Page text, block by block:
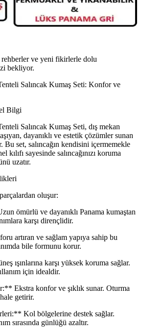
rehberler ve yeni fikirlerle dolu
bekliyor.
Salıncak Kumaş Seti: Konfor ve
Bilgi
Salıncak Kumaş Seti, dış mekan
dayanıklı ve estetik çözümler sunan
Bu set, salıncağın kendisini içermemekle
sayesinde salıncağınızı koruma
uzatır.
oluşur:
ömürlü ve dayanıklı Panama kumaştan
karşı dirençlidir.
artıran ve sağlam yapıya sahip bu
bile formunu korur.
ışınlarına karşı yüksek koruma sağlar.
için idealdir.
Ekstra konfor ve şıklık sunar. Oturma
getirir.
Kol bölgelerine destek sağlar.
sırasında günlüğü azaltır.